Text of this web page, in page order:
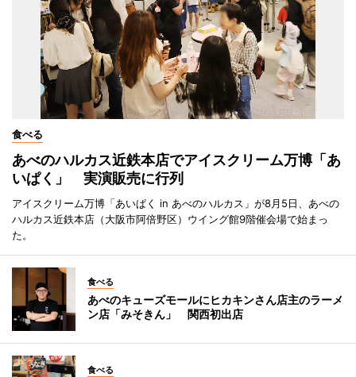
食べる
あべのハルカス近鉄本店でアイスクリーム万博「あ
いぱく」 実演販売に行列
アイスクリーム万博「あいぱく in あべのハルカス」が8月5日、あべの
ハルカス近鉄本店（大阪市阿倍野区）ウイング館9階催会場で始まっ
た。
食べる
あべのキューズモールにヒカキンさん店主のラーメ
ン店「みそきん」 関西初出店
食べる